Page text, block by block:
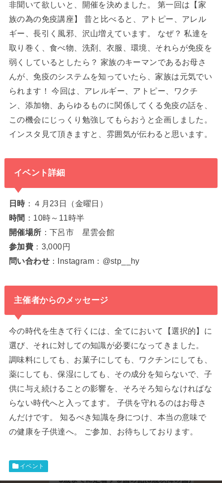
非聞いて欲しいと、開催を決めました。 第一回は【家
族の為の免疫講座】 昔と比べると、アトピー、アレル
ギー、長引く風邪、沢山増えています。 なぜ？ 私達を
取り巻く、食べ物、洗剤、衣服、環境、それらが免疫を
弱くしているとしたら？ 家族のキーマンであるお母さ
んが、免疫のシステムを知っていたら、家族は元気でい
られます！ 今回は、アレルギー、アトピー、ワクチ
ン、添加物、あらゆるものに関係してくる免疫の話を、
この機会にじっくり勉強してもらおうと企画しました。
インスタ見て頂きますと、雰囲気が伝わると思います。
イベント詳細
日時：４月23日（金曜日）
時間 ：10時～11時半
開催場所 ：下呂市 星雲会館
参加費 ：3,000円
問い合わせ：Instagram：@stp__hy
主催者からのメッセージ
今の時代を生きて行くには、全てにおいて【選択的】に
選び、それに対しての知識が必要になってきました。
調味料にしても、お菓子にしても、ワクチンにしても、
薬にしても、保湿にしても、その成分を知らないで、子
供に与え続けることの影響を、そろそろ知らなければな
らない時代へと入ってます。 子供を守れるのはお母さ
んだけです。 知るべき知識を身につけ、本当の意味で
の健康を子供達へ。 ご参加、お待ちしております。
イベント